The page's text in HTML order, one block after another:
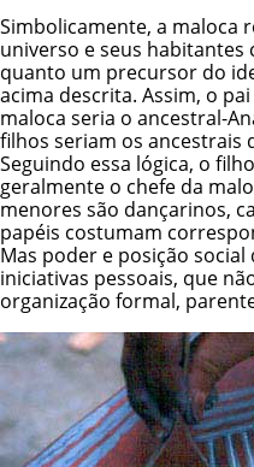
Simbolicamente, a maloca
universo e seus
quanto um precursor do
acima descrita. Assim, o
maloca seria o ancestral-
filhos seriam os ancestrais
Seguindo essa lógica, o
geralmente o chefe da
menores são dançarinos,
papéis costumam
Mas poder e posição
iniciativas pessoais, que
organização formal,